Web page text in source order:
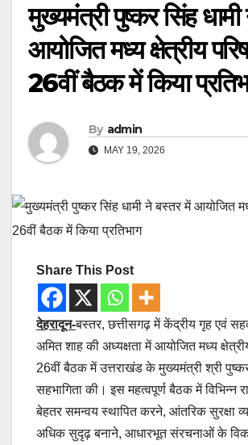
मुख्यमंत्री पुष्कर सिंह
आयोजित मध्य क्षेत्रीय
26वीं बैठक में किया
By admin
MAY 19, 2026
Share This Post
देहरादून-बस्तर, छत्तीसगढ़ में केंद्रीय गृह एवं
अमित शाह की अध्यक्षता में आयोजित मध्य
26वीं बैठक में उत्तराखंड के मुख्यमंत्री श्री
सहभागिता की। इस महत्वपूर्ण बैठक में विभिन्न
बेहतर समन्वय स्थापित करने, आंतरिक सुरक्षा
अधिक सुदृढ़ बनाने, आधारभूत संरचनाओं के